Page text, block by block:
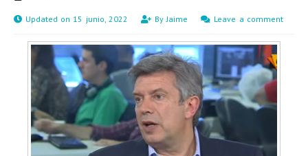
Updated on 15 junio, 2022 ByJaime Leave a comment